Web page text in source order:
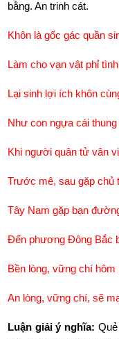
bằng. An trinh cát.
Khôn là gốc gác quần
Làm cho vạn vật phỉ
Lại sinh lợi ích khôn
Như con ngựa cái
Khi người quân tử vân
Trước mê, sau gặp chủ
Tây Nam gặp bạn
Đến phương Đông Bắc
Bền lòng, vững chí hôm
An lòng, vững chí, sẽ
Luận giải ý nghĩa: